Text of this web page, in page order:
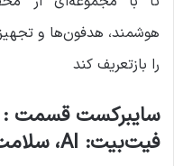
هوشمند، هدفون‌ها و
را بازتعریف کند
فیت‌بیت: AI، سلامت و خانه هوشمند